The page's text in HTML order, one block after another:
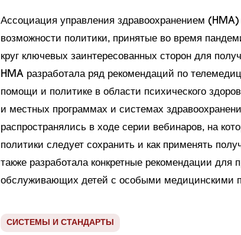
Ассоциация управления здравоохранением
возможности политики, принятые во время
круг ключевых заинтересованных сторон для
HMA разработала ряд рекомендаций по
помощи и политике в области психического
и местных программах и системах
распространялись в ходе серии вебинаров, на
политики следует сохранить и как применять
также разработала конкретные рекомендации для
обслуживающих детей с особыми медицинскими
СИСТЕМЫ И СТАНДАРТЫ